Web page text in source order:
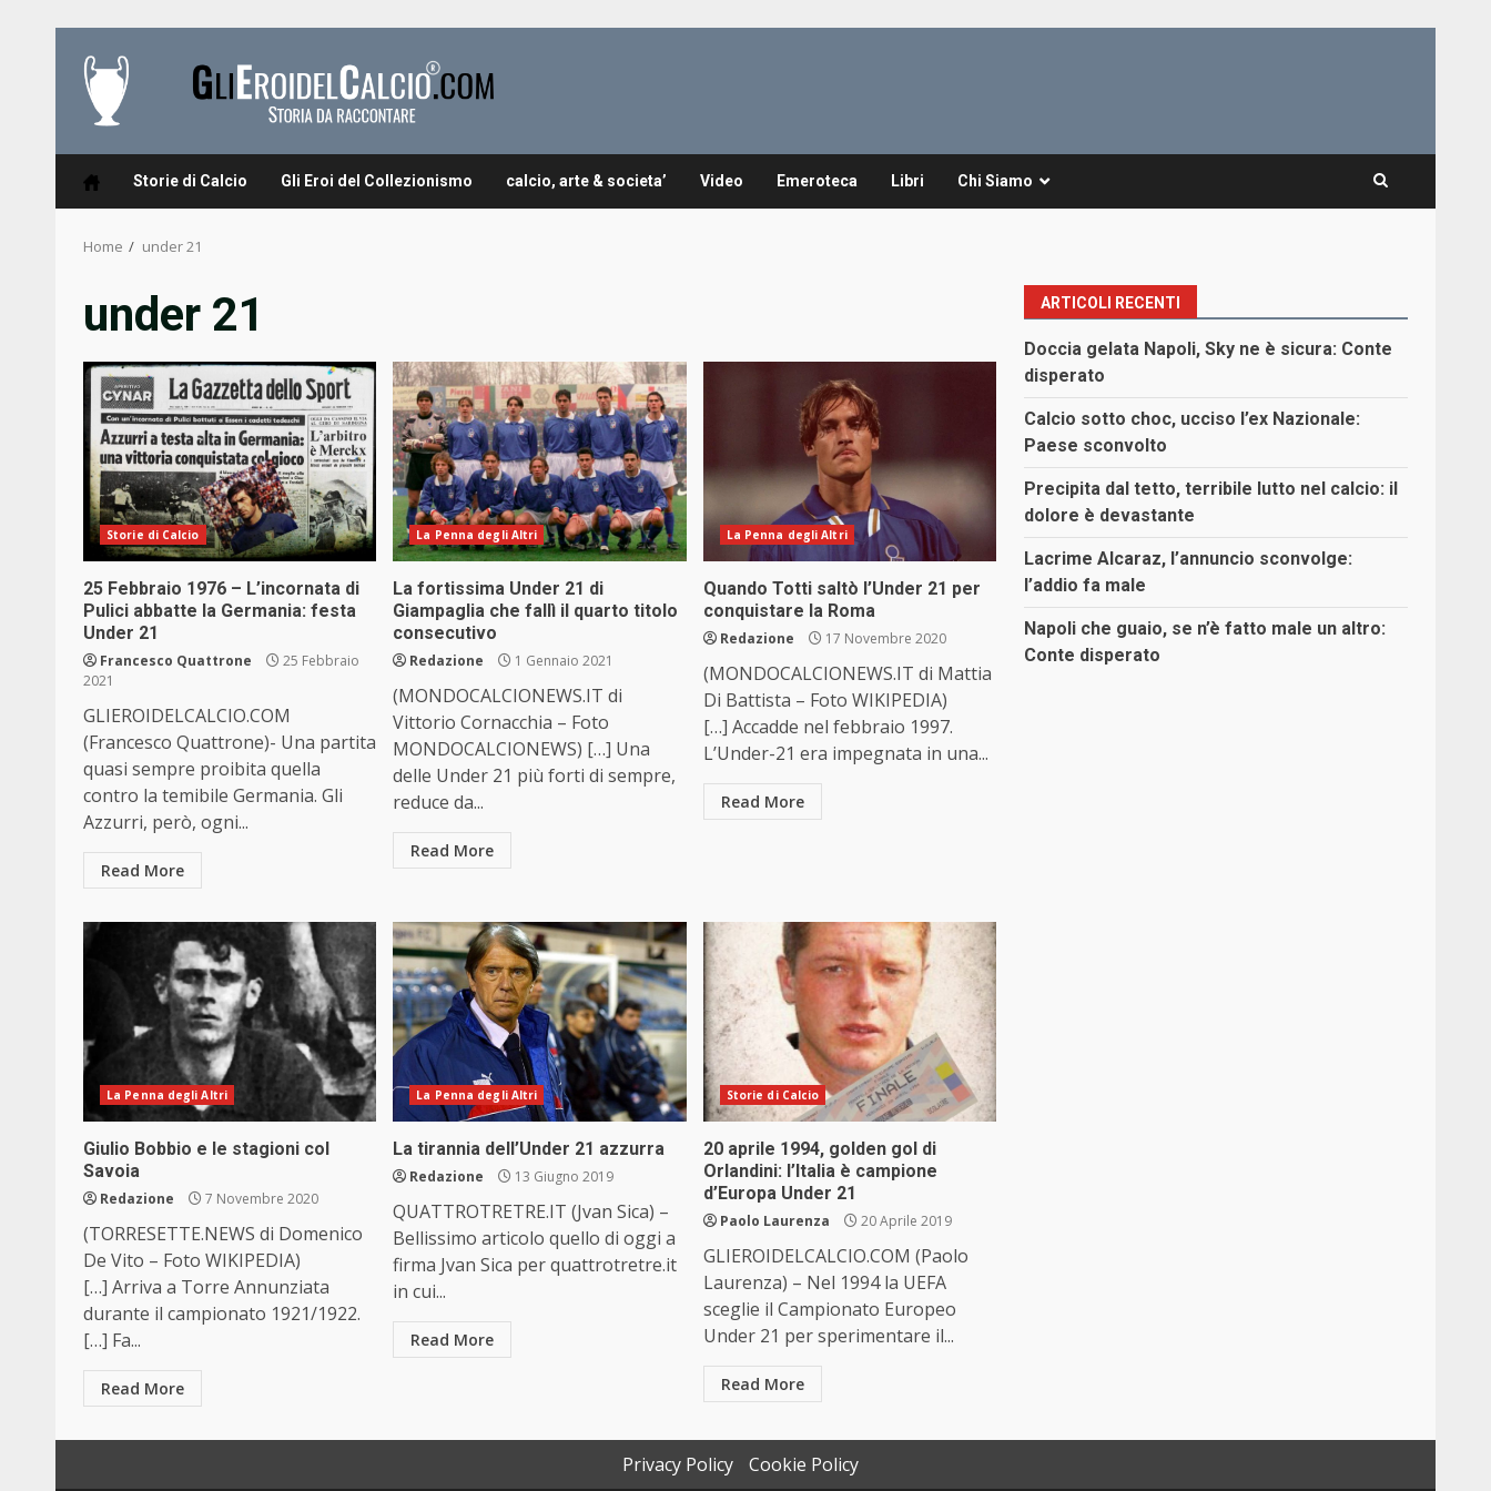
content
Storie di Calcio Gli Eroi del Collezionismo calcio, arte & societa’ Video Emeroteca Libri Chi Siamo
Home under 21
under 21
Storie di Calcio
25 Febbraio 1976 – L’incornata di
Pulici abbatte la Germania: festa
Under 21
Francesco Quattrone
25 Febbraio
2021
GLIEROIDELCALCIO.COM
(Francesco Quattrone)- Una partita
quasi sempre proibita quella
contro la temibile Germania. Gli
Azzurri, però, ogni...
Read More
La Penna degli Altri
La fortissima Under 21 di
Giampaglia che fallì il quarto titolo
consecutivo
Redazione 1 Gennaio 2021
(MONDOCALCIONEWS.IT di
Vittorio Cornacchia – Foto
MONDOCALCIONEWS) […] Una
delle Under 21 più forti di sempre,
reduce da...
Read More
La Penna degli Altri
Quando Totti saltò l’Under 21 per
conquistare la Roma
Redazione 17 Novembre 2020
(MONDOCALCIONEWS.IT di Mattia
Di Battista – Foto WIKIPEDIA)
[…] Accadde nel febbraio 1997.
L’Under-21 era impegnata in una...
Read More
La Penna degli Altri
Giulio Bobbio e le stagioni col
Savoia
Redazione 7 Novembre 2020
(TORRESETTE.NEWS di Domenico
De Vito – Foto WIKIPEDIA)
[…] Arriva a Torre Annunziata
durante il campionato 1921/1922.
[…] Fa...
Read More
La Penna degli Altri
La tirannia dell’Under 21 azzurra
Redazione 13 Giugno 2019
QUATTROTRETRE.IT (Jvan Sica) –
Bellissimo articolo quello di oggi a
firma Jvan Sica per quattrotretre.it
in cui...
Read More
Storie di Calcio
20 aprile 1994, golden gol di
Orlandini: l’Italia è campione
d’Europa Under 21
Paolo Laurenza 20 Aprile 2019
GLIEROIDELCALCIO.COM (Paolo
Laurenza) – Nel 1994 la UEFA
sceglie il Campionato Europeo
Under 21 per sperimentare il...
Read More
ARTICOLI RECENTI
Doccia gelata Napoli, Sky ne è sicura: Conte
disperato
Calcio sotto choc, ucciso l’ex Nazionale:
Paese sconvolto
Precipita dal tetto, terribile lutto nel calcio: il
dolore è devastante
Lacrime Alcaraz, l’annuncio sconvolge:
l’addio fa male
Napoli che guaio, se n’è fatto male un altro:
Conte disperato
Privacy Policy Cookie Policy